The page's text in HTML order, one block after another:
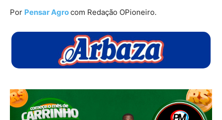
Por Pensar Agrocom Redação OPioneiro.